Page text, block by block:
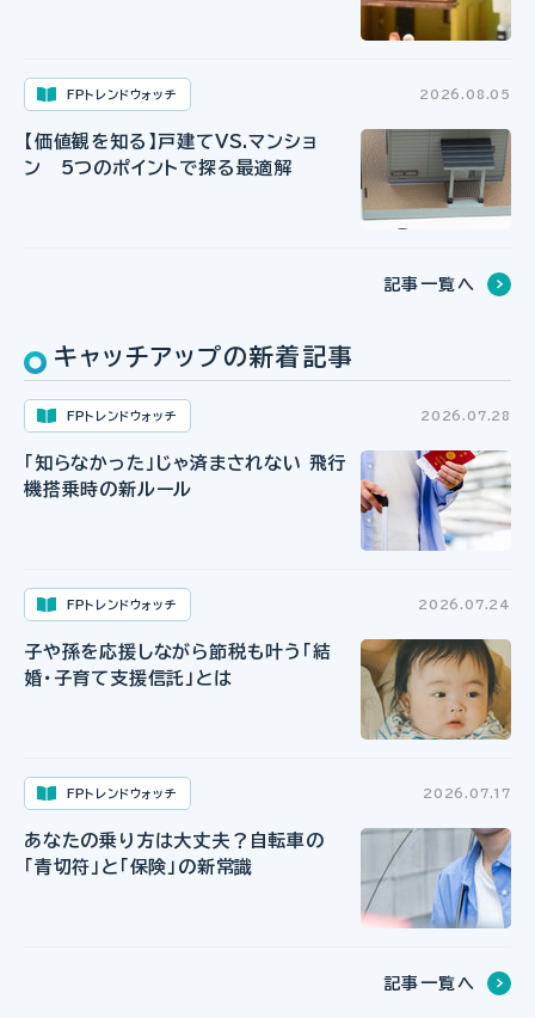
FPトレンドウォッチ 2026.08.05
【価値観を知る】戸建てVS.マンショ
ン 5つのポイントで探る最適解
記事一覧へ
キャッチアップの新着記事
FPトレンドウォッチ 2026.07.28
「知らなかった」じゃ済まされない 飛行
機搭乗時の新ルール
FPトレンドウォッチ 2026.07.24
子や孫を応援しながら節税も叶う「結
婚・子育て支援信託」とは
FPトレンドウォッチ 2026.07.17
あなたの乗り方は大丈夫？自転車の
「青切符」と「保険」の新常識
記事一覧へ